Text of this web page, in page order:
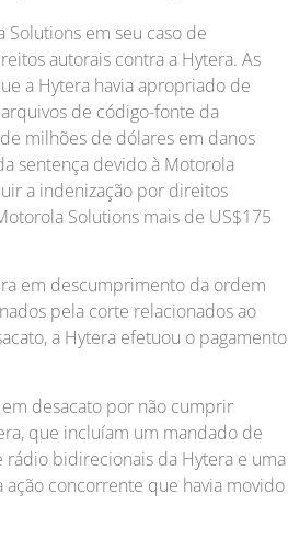
em seu caso de
autorais contra a Hytera. As
a Hytera havia apropriado de
de código-fonte da
milhões de dólares em danos
sentença devido à Motorola
a indenização por direitos
Solutions mais de US$175
em descumprimento da ordem
pela corte relacionados ao
a Hytera efetuou o pagamento
desacato por não cumprir
que incluíam um mandado de
bidirecionais da Hytera e uma
concorrente que havia movido